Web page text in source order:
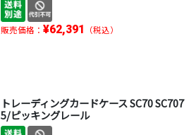
販売価格： ¥62,391 （税込）
トレーディングカードケース SC70 SC707
5/ピッキングレール